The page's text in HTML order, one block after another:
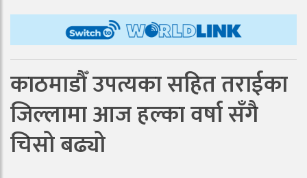
काठमाडौँ उपत्यका सहित तराईका
जिल्लामा आज हल्का वर्षा सँगै
चिसो बढ्यो